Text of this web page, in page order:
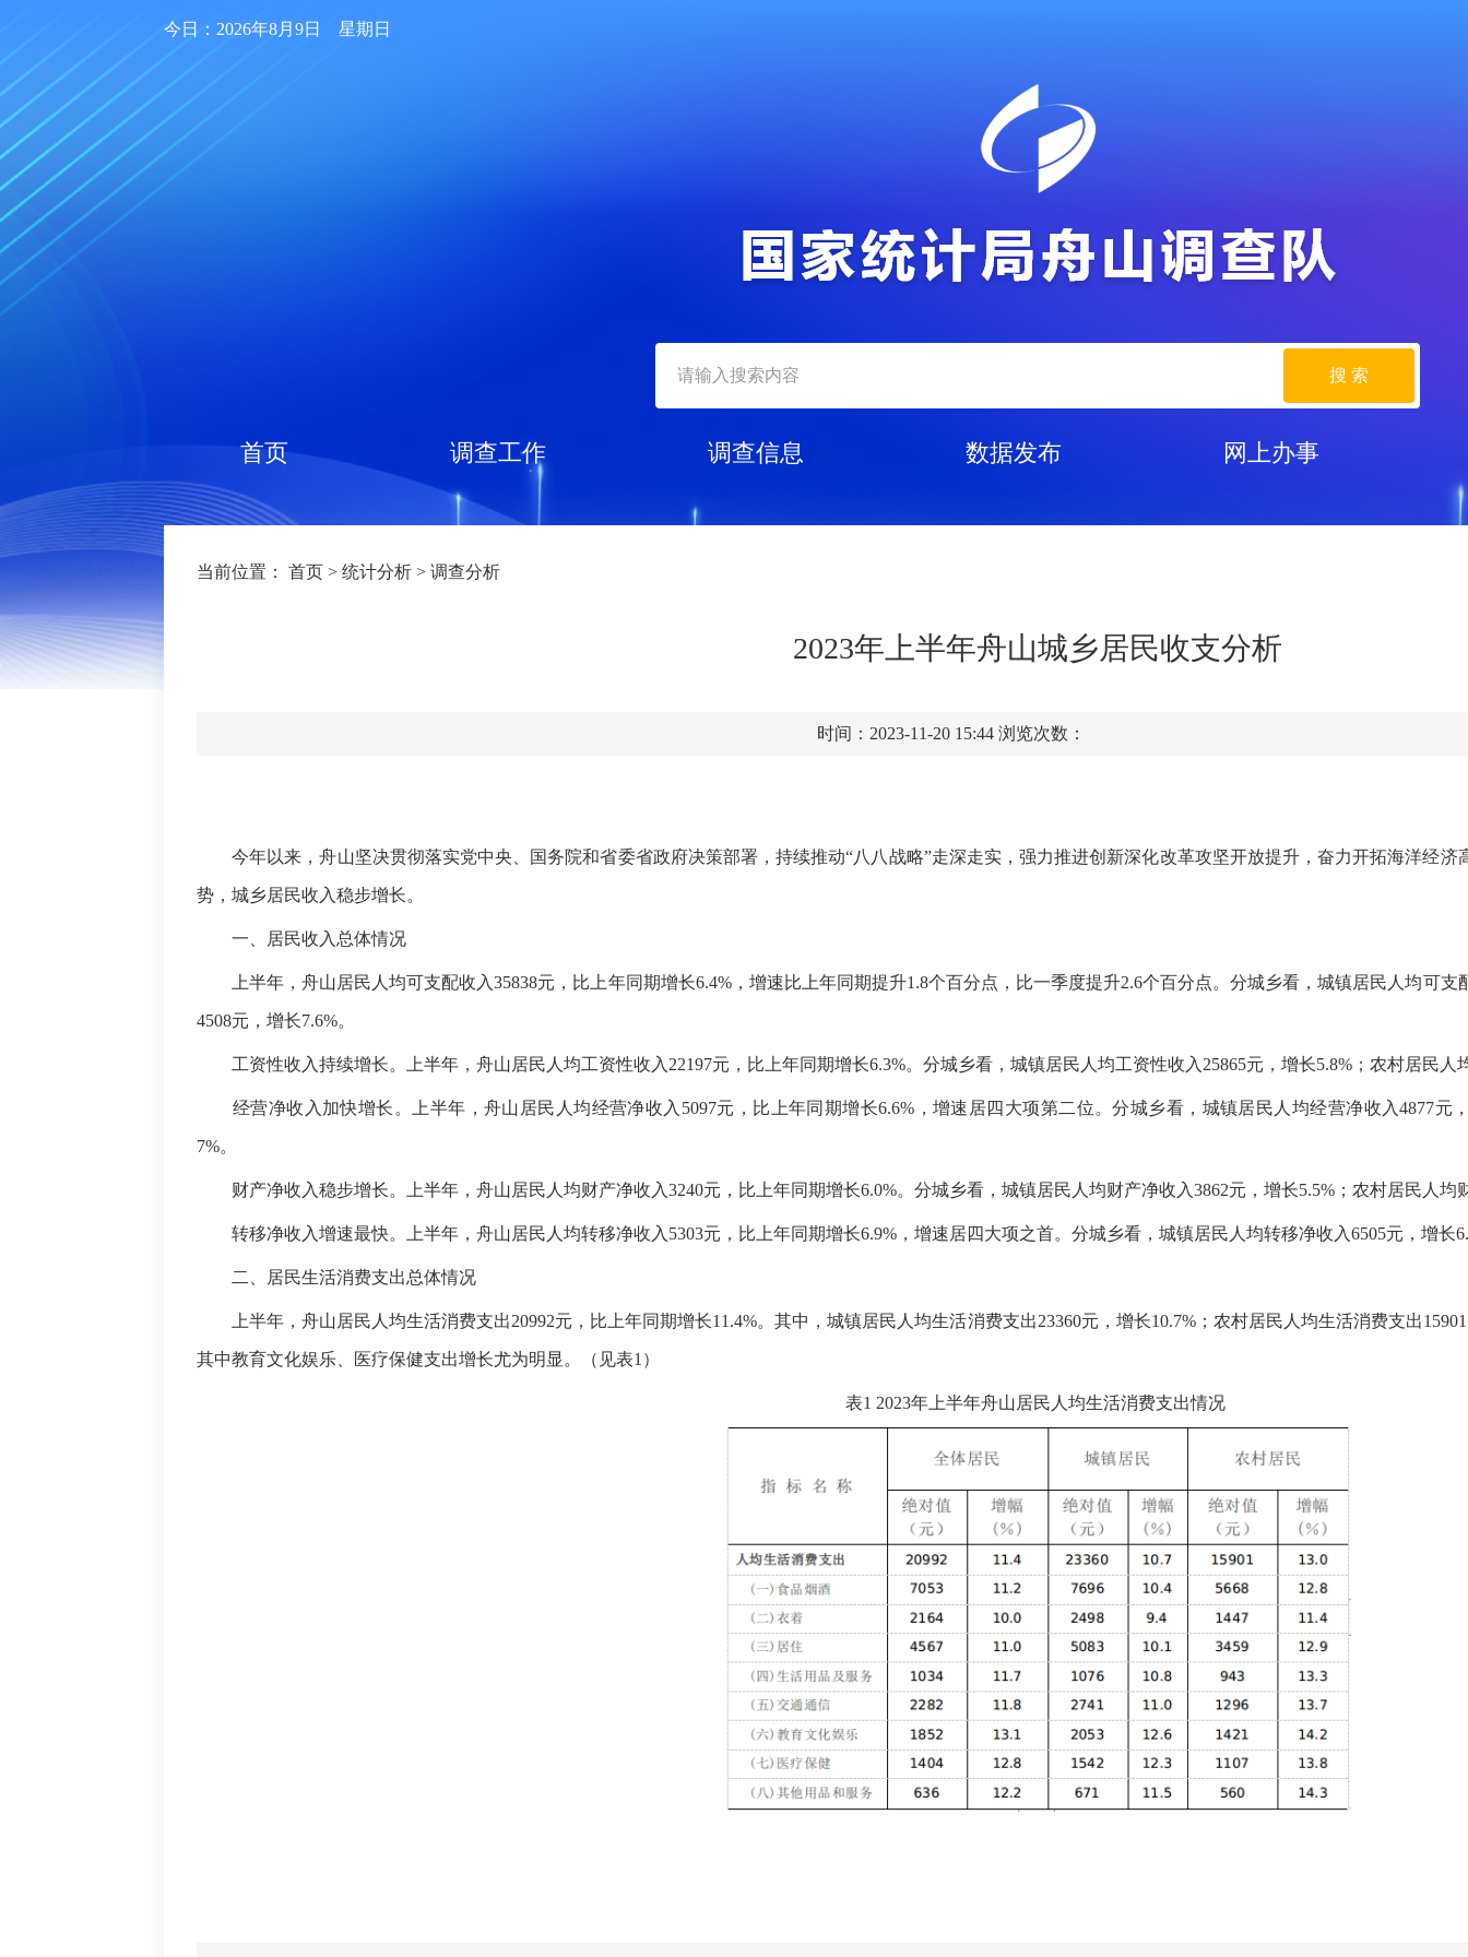
今日：2026年8月9日 星期日
搜 索
首页 调查工作 调查信息 数据发布 网上办事
当前位置： 首页 > 统计分析 > 调查分析
2023年上半年舟山城乡居民收支分析
时间：2023-11-20 15:44 浏览次数：
今年以来，舟山坚决贯彻落实党中央、国务院和省委省政府决策部署，持续推动“八八战略”走深走实，强力推进创新深化改革攻坚开放提升，奋力开拓海洋经
势，城乡居民收入稳步增长。
一、居民收入总体情况
上半年，舟山居民人均可支配收入35838元，比上年同期增长6.4%，增速比上年同期提升1.8个百分点，比一季度提升2.6个百分点。分城乡看，城镇居民人均可
4508元，增长7.6%。
工资性收入持续增长。 上半年，舟山居民人均工资性收入 22197元，比上年同期增长6.3%。分城乡看，城镇居民人均工资性收入25865元，增长5.8%；农村居民人
经营净收入加快增长 。 上半年，舟山居民人均经营净收入 5097元，比上年同期增长6.6%，增速居四大项第二位。分城乡看，城镇居民人均经营净收入4877元
7%。
财产净收入稳步增长。 上半年，舟山居民人均财产净收入3240元，比上年同期增长6.0%。分城乡看，城镇居民人均财产净收入3862元，增长5.5%；农村居民人均
转移净收入增速最快。 上半年，舟山居民人均转移净收入 5303元，比上年同期增长6.9%，增速居四大项之首。分城乡看，城镇居民人均转移净收入6505元，增长
二、居民生活消费支出总体情况
上半年，舟山居民人均生活消费支出20992元，比上年同期增长11.4%。其中，城镇居民人均生活消费支出23360元，增长10.7%；农村居民人均生活消费支出
其中教育文化娱乐、医疗保健支出增长尤为明显。（见表1）
表1 2023年上半年舟山居民人均生活消费支出情况